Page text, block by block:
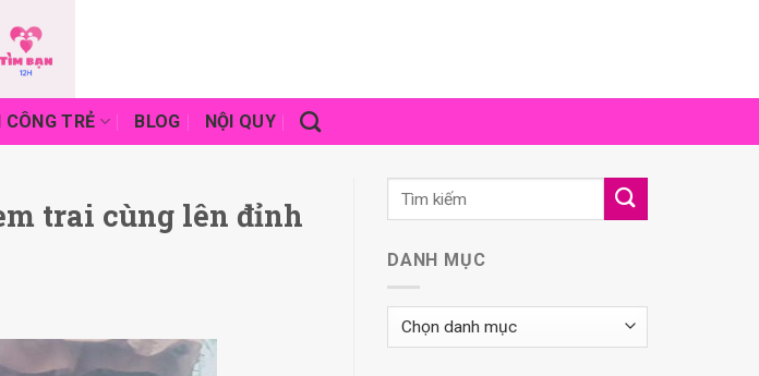
TRẺ BLOG NỘI QUY
trai cùng lên đỉnh
DANH MỤC
Danh
mục